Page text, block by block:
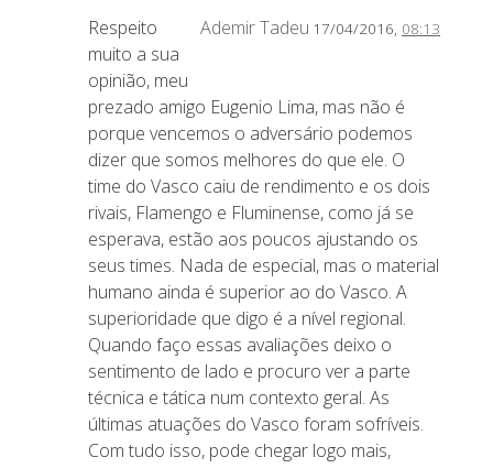
Ademir Tadeu 17/04/2016, 08:13
Respeito
muito a sua
opinião, meu
prezado amigo Eugenio Lima, mas não é
porque vencemos o adversário podemos
dizer que somos melhores do que ele. O
time do Vasco caiu de rendimento e os dois
rivais, Flamengo e Fluminense, como já se
esperava, estão aos poucos ajustando os
seus times. Nada de especial, mas o material
humano ainda é superior ao do Vasco. A
superioridade que digo é a nível regional.
Quando faço essas avaliações deixo o
sentimento de lado e procuro ver a parte
técnica e tática num contexto geral. As
últimas atuações do Vasco foram sofríveis.
Com tudo isso, pode chegar logo mais,